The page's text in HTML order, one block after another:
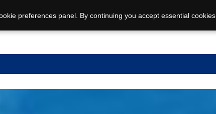
preferences panel. By continuing you accept essential cookies.